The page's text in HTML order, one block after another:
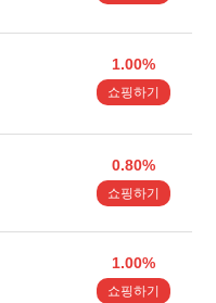
1.00%
쇼핑하기
0.80%
쇼핑하기
1.00%
쇼핑하기